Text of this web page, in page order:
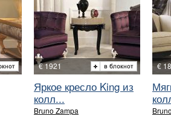
€ 1921
Яркое кресло King из
колл...
Bruno Zampa
€